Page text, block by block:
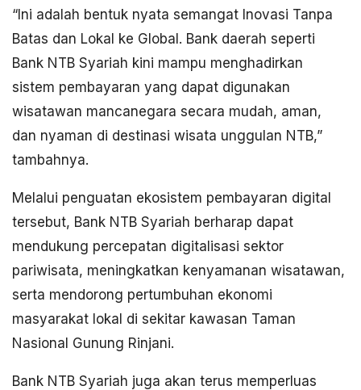
“Ini adalah bentuk nyata semangat Inovasi Tanpa
Batas dan Lokal ke Global. Bank daerah seperti
Bank NTB Syariah kini mampu menghadirkan
sistem pembayaran yang dapat digunakan
wisatawan mancanegara secara mudah, aman,
dan nyaman di destinasi wisata unggulan NTB,”
tambahnya.
Melalui penguatan ekosistem pembayaran digital
tersebut, Bank NTB Syariah berharap dapat
mendukung percepatan digitalisasi sektor
pariwisata, meningkatkan kenyamanan wisatawan,
serta mendorong pertumbuhan ekonomi
masyarakat lokal di sekitar kawasan Taman
Nasional Gunung Rinjani.
Bank NTB Syariah juga akan terus memperluas